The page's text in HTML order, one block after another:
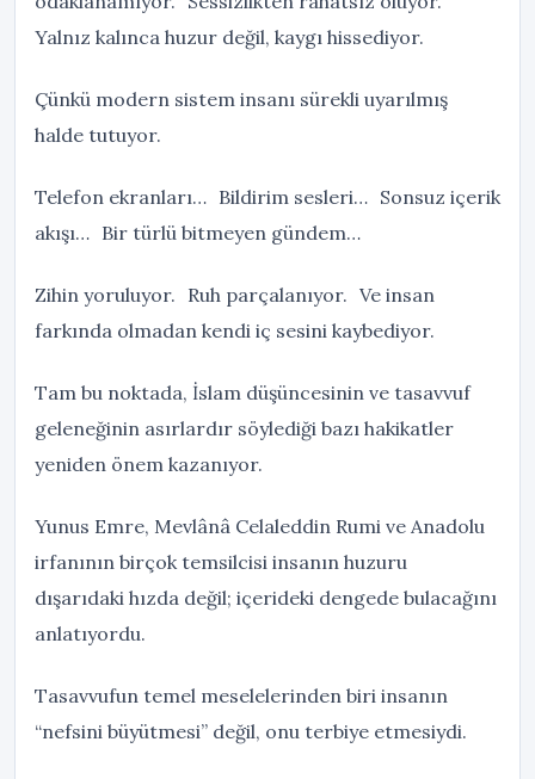
Yalnız kalınca huzur değil, kaygı hissediyor.
Çünkü modern sistem insanı sürekli uyarılmış
halde tutuyor.
Telefon ekranları… Bildirim sesleri… Sonsuz içerik
akışı… Bir türlü bitmeyen gündem…
Zihin yoruluyor. Ruh parçalanıyor. Ve insan
farkında olmadan kendi iç sesini kaybediyor.
Tam bu noktada, İslam düşüncesinin ve tasavvuf
geleneğinin asırlardır söylediği bazı hakikatler
yeniden önem kazanıyor.
Yunus Emre, Mevlânâ Celaleddin Rumi ve Anadolu
irfanının birçok temsilcisi insanın huzuru
dışarıdaki hızda değil; içerideki dengede bulacağını
anlatıyordu.
Tasavvufun temel meselelerinden biri insanın
“nefsini büyütmesi” değil, onu terbiye etmesiydi.